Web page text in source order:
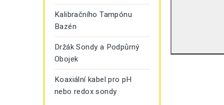
Kalibračního Tampónu
Bazén
Držák Sondy a Podpůrný
Obojek
Koaxiální kabel pro pH
nebo redox sondy